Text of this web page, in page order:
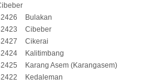
Bulakan
Cibeber
Cikerai
Kalitimbang
Karang Asem (Karangasem)
Kedaleman